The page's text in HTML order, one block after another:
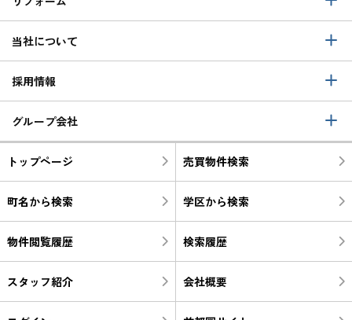
当社について
採用情報
グループ会社
トップページ 売買物件検索
町名から検索 学区から検索
物件閲覧履歴 検索履歴
スタッフ紹介 会社概要